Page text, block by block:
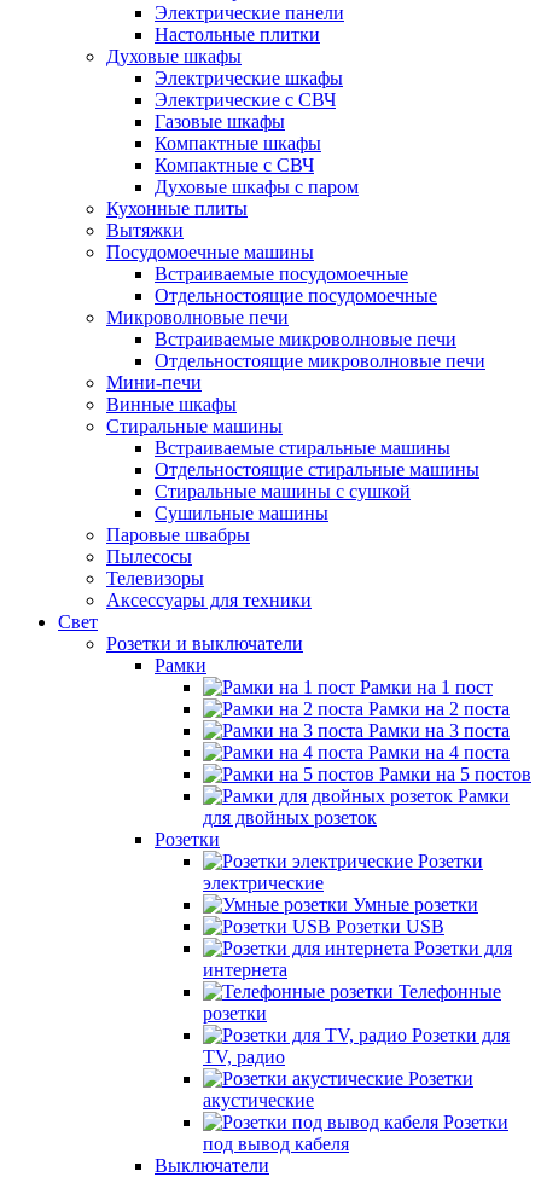
Электрические панели
Настольные плитки
Духовые шкафы
Электрические шкафы
Электрические с СВЧ
Газовые шкафы
Компактные шкафы
Компактные с СВЧ
Духовые шкафы с паром
Кухонные плиты
Вытяжки
Посудомоечные машины
Встраиваемые посудомоечные
Отдельностоящие посудомоечные
Микроволновые печи
Встраиваемые микроволновые печи
Отдельностоящие микроволновые печи
Мини-печи
Винные шкафы
Стиральные машины
Встраиваемые стиральные машины
Отдельностоящие стиральные машины
Стиральные машины с сушкой
Сушильные машины
Паровые швабры
Пылесосы
Телевизоры
Аксессуары для техники
Свет
Розетки и выключатели
Рамки
Рамки на 1 пост
Рамки на 2 поста
Рамки на 3 поста
Рамки на 4 поста
Рамки на 5 постов
Рамки
для двойных розеток
Розетки
Розетки
электрические
Умные розетки
Розетки USB
Розетки для
интернета
Телефонные
розетки
Розетки для
TV, радио
Розетки
акустические
Розетки
под вывод кабеля
Выключатели